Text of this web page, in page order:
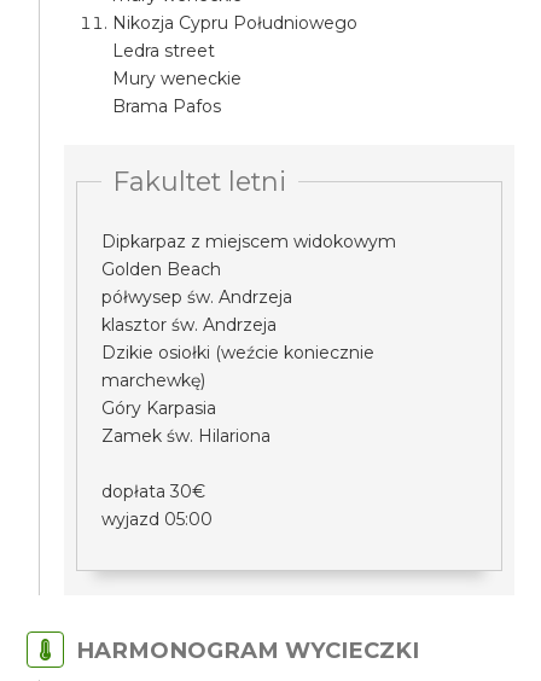
Nikozja Cypru Południowego
Ledra street
Mury weneckie
Brama Pafos
Fakultet letni
Dipkarpaz z miejscem widokowym
Golden Beach
półwysep św. Andrzeja
klasztor św. Andrzeja
Dzikie osiołki (weźcie koniecznie
marchewkę)
Góry Karpasia
Zamek św. Hilariona
dopłata 30€
wyjazd 05:00
HARMONOGRAM WYCIECZKI